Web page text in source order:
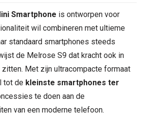
Smartphone is ontworpen voor
wil combineren met ultieme
standaard smartphones steeds
de Melrose S9 dat kracht ook in
zitten. Met zijn ultracompacte formaat
tot de kleinste smartphones ter
te doen aan de
van een moderne telefoon.